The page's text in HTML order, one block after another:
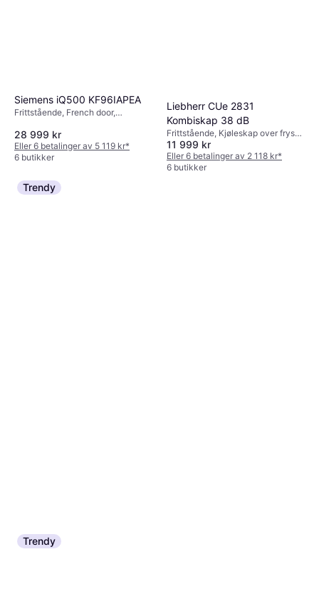
Siemens iQ500 KF96IAPEA
Frittstående, French door,
28 999 kr
Eller 6 betalinger av 5 119 kr*
6 butikker
Liebherr CUe 2831
Kombiskap 38 dB
Frittstående, Kjøleskap over fryser,
Bredde: 55cm
11 999 kr
Eller 6 betalinger av 2 118 kr*
6 butikker
Trendy
Trendy